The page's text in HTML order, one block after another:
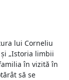
lui Corneliu
„Istoria limbii
în vizită în
să se